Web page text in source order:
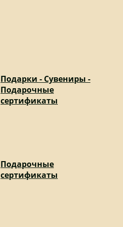
Подарки - Сувениры -
Подарочные
сертификаты
Подарочные
сертификаты